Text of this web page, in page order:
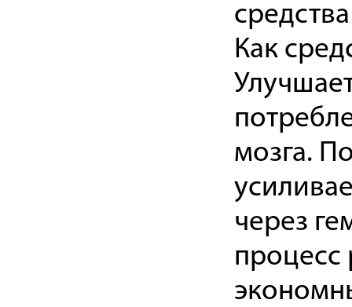
Как
мозга.
через
процесс